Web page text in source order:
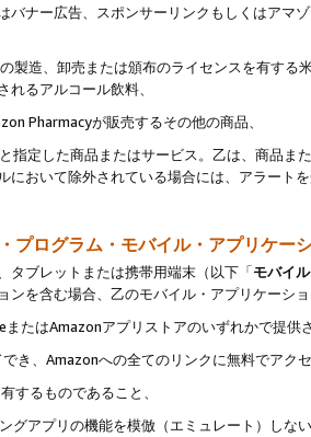
バナー広告、スポンサーリンクもしくはアマ
製造、卸売または頒布のライセンスを有す
れるアルコール飲料、
Pharmacyが販売するその他の商品、
指定した商品またはサービス。乙は、商品ま
において除外されている場合には、アラート
プログラム・モバイル・アプリケー
タブレットまたは携帯用端末（以下「モバイ
ンを含む場合、乙のモバイル・アプリケーシ
たはAmazonアプリストアのいずれかで提供
き、Amazonへの全てのリンクに無料でアク
するものであること、
グアプリの機能を模倣（エミュレート）しな